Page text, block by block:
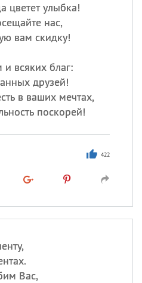
цветет улыбка!
нас,
вам скидку!
всяких благ:
друзей!
в ваших мечтах,
поскорей!
422
Вас,